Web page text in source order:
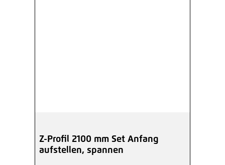
Z-Profil 2100 mm Set Anfang
aufstellen, spannen